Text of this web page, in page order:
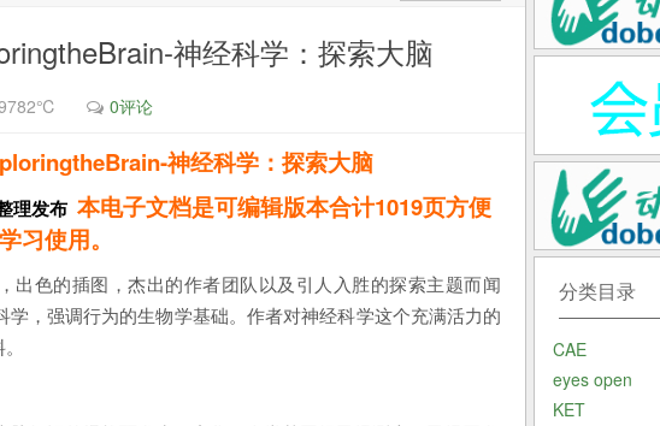
神经科学：探索大脑
0评论
神经科学：探索大脑
理发布 本电子文档是可编辑版本合计1019页方便
习使用。
出色的插图，杰出的作者团队以及引人入胜的探索主题而闻
，强调行为的生物学基础。作者对神经科学这个充满活力的
分类目录
CAE
eyes open
KET